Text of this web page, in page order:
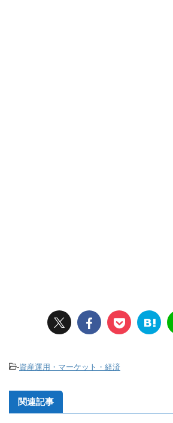
-資産運用・マーケット・経済
関連記事